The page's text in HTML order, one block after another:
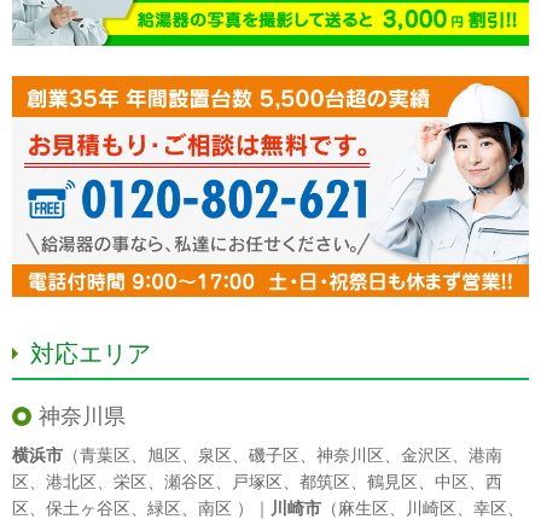
対応エリア
神奈川県
横浜市 （青葉区 旭区 泉区 磯子区 神奈川区 金沢区
港南
区
港北区 栄区 瀬谷区 戸塚区 都筑区 鶴見区 中区
西
区
保土ヶ谷区 緑区 南区 ）｜ 川崎市 （麻生区 川崎区 幸区